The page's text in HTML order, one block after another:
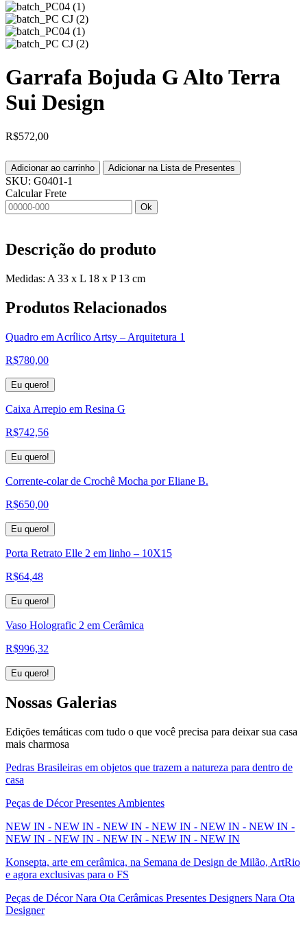
Garrafa Bojuda G Alto Terra
Sui Design
R$572,00
Adicionar ao carrinho Adicionar na Lista de Presentes
SKU: G0401-1
Calcular Frete
Ok
Descrição do produto
Medidas: A 33 x L 18 x P 13 cm
Produtos Relacionados
Quadro em Acrílico Artsy – Arquitetura 1
R$780,00
Eu quero!
Caixa Arrepio em Resina G
R$742,56
Eu quero!
Corrente-colar de Crochê Mocha por Eliane B.
R$650,00
Eu quero!
Porta Retrato Elle 2 em linho – 10X15
R$64,48
Eu quero!
Vaso Holografic 2 em Cerâmica
R$996,32
Eu quero!
Nossas Galerias
Edições temáticas com tudo o que você precisa para deixar sua casa
mais charmosa
Pedras Brasileiras em objetos que trazem a natureza para dentro de
casa
Peças de Décor Presentes Ambientes
NEW IN - NEW IN - NEW IN - NEW IN - NEW IN - NEW IN -
NEW IN - NEW IN - NEW IN - NEW IN - NEW IN
Konsepta, arte em cerâmica, na Semana de Design de Milão, ArtRio
e agora exclusivas para o FS
Peças de Décor Nara Ota Cerâmicas Presentes Designers Nara Ota
Designer